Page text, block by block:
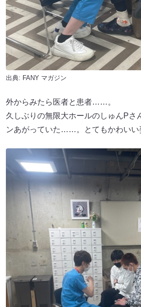
出典: FANY マガジン
外からみたら医者と患者……。
久しぶりの無限大ホールのしゅんPさ
ンあがっていた……。とてもかわいい